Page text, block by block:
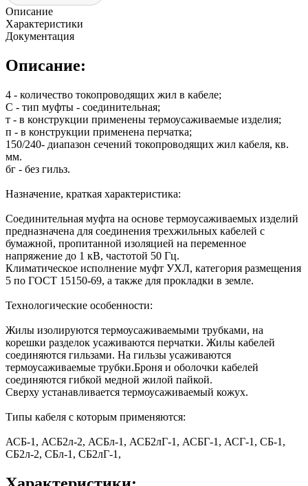
Описание
Характеристики
Документация
Описание:
4 - количество токопроводящих жил в кабеле;
С - тип муфты - соединительная;
т - в конструкции применены термоусаживаемые изделия;
п - в конструкции применена перчатка;
150/240- диапазон сечений токопроводящих жил кабеля, кв.
мм.
бг - без гильз.
Назначение, краткая характеристика:
Соединительная муфта на основе термоусаживаемых изделий
предназначена для соединения трехжильных кабелей с
бумажной, пропитанной изоляцией на переменное
напряжение до 1 кВ, частотой 50 Гц.
Климатическое исполнение муфт УХЛ, категория размещения
5 по ГОСТ 15150-69, а также для прокладки в земле.
Технологические особенности:
Жилы изолируются термоусаживаемыми трубками, на
корешки разделок усаживаются перчатки. Жилы кабелей
соединяются гильзами. На гильзы усаживаются
термоусаживаемые трубки.Броня и оболочки кабелей
соединяются гибкой медной жилой пайкой.
Сверху устанавливается термоусаживаемый кожух.
Типы кабеля с которым применяются:
АСБ-1, АСБ2л-2, АСБл-1, АСБ2лГ-1, АСБГ-1, АСГ-1, СБ-1,
СБ2л-2, СБл-1, СБ2лГ-1,